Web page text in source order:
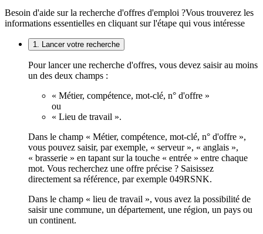
Besoin d'aide sur la recherche d'offres d'emploi ?Vous trouverez les
informations essentielles en cliquant sur l'étape qui vous intéresse
1. Lancer votre recherche
Pour lancer une recherche d'offres, vous devez saisir au moins
un des deux champs :
« Métier, compétence, mot-clé, n° d'offre »
ou
« Lieu de travail ».
Dans le champ « Métier, compétence, mot-clé, n° d'offre »,
vous pouvez saisir, par exemple, « serveur », « anglais »,
« brasserie » en tapant sur la touche « entrée » entre chaque
mot. Vous recherchez une offre précise ? Saisissez
directement sa référence, par exemple 049RSNK.
Dans le champ « lieu de travail », vous avez la possibilité de
saisir une commune, un département, une région, un pays ou
un continent.